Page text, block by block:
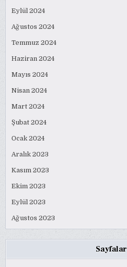
Eylül 2024
Ağustos 2024
Temmuz 2024
Haziran 2024
Mayıs 2024
Nisan 2024
Mart 2024
Şubat 2024
Ocak 2024
Aralık 2023
Kasım 2023
Ekim 2023
Eylül 2023
Ağustos 2023
Sayfalar